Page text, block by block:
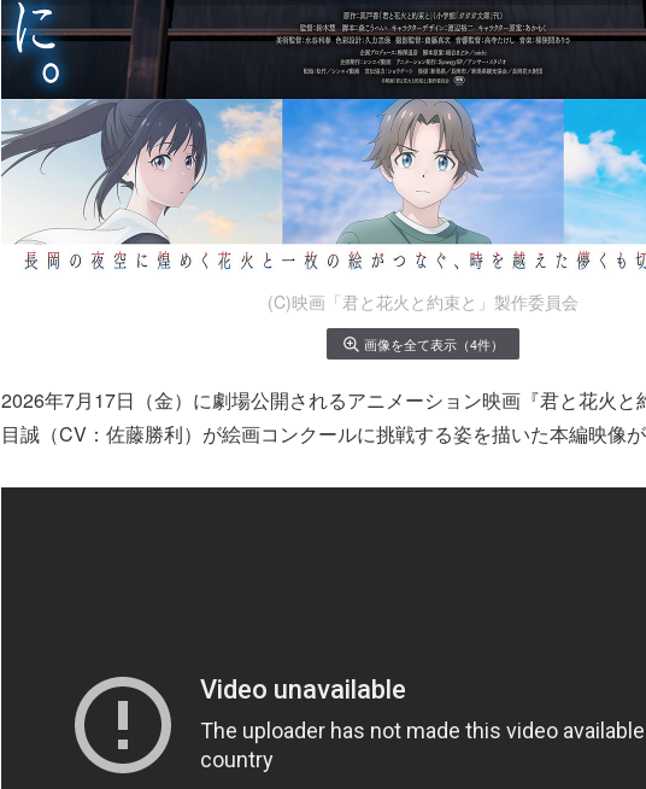
(C)映画「君と花火と約束と」製作委員会
画像を全て表示（4件）
2026年7月17日（金）に劇場公開されるアニメーション映画『君と花火と
目誠（CV：佐藤勝利）が絵画コンクールに挑戦する姿を描いた本編映像が